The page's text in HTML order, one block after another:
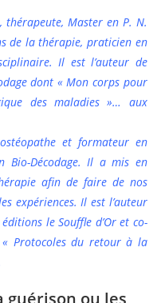
thérapeute, Master en P. N.
de la thérapie, praticien en
Il est l’auteur de
dont « Mon corps pour
des maladies »… aux
et formateur en
Bio-Décodage. Il a mis en
afin de faire de nos
expériences. Il est l’auteur
le Souffle d’Or et co-
« Protocoles du retour à la
guérison ou les